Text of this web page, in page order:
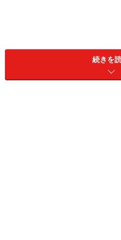
APRとは住宅ローン金利に借
続きを